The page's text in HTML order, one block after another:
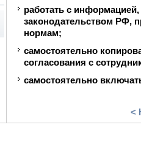
работать с
законодательством РФ,
нормам;
самостоятельно
согласования с
самостоятельно
<